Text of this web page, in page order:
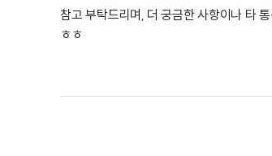
참고 부탁드리며, 더 궁금한 사항이나 타
ㅎㅎ